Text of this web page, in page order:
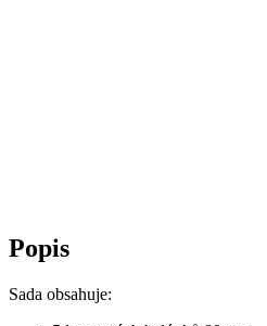
Popis
Sada obsahuje: